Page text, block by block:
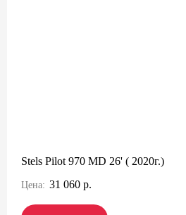
Stels Pilot 970 MD 26' ( 2020г.)
Цена: 31 060 р.